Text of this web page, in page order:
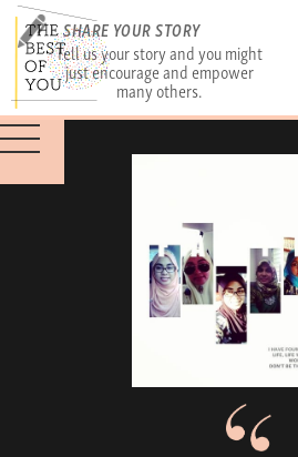
SHARE YOUR STORY
Tell us your story and you might
just encourage and empower
many others.